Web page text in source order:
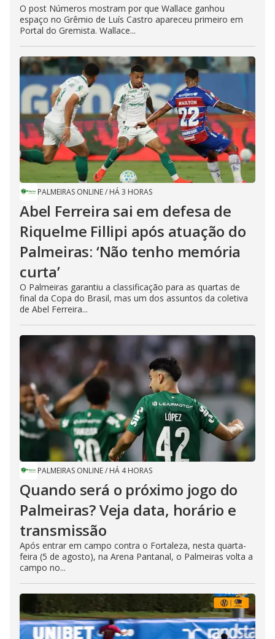
O post Números mostram por que Wallace ganhou
espaço no Grêmio de Luís Castro apareceu primeiro em
Portal do Gremista. Wallace...
PALMEIRAS ONLINE/ HÁ 3 HORAS
Abel Ferreira sai em defesa de
Riquelme Fillipi após atuação do
Palmeiras: ‘Não tenho memória
curta’
O Palmeiras garantiu a classificação para as quartas de
final da Copa do Brasil, mas um dos assuntos da coletiva
de Abel Ferreira...
PALMEIRAS ONLINE/ HÁ 4 HORAS
Quando será o próximo jogo do
Palmeiras? Veja data, horário e
transmissão
Após entrar em campo contra o Fortaleza, nesta quarta-
feira (5 de agosto), na Arena Pantanal, o Palmeiras volta a
campo no...